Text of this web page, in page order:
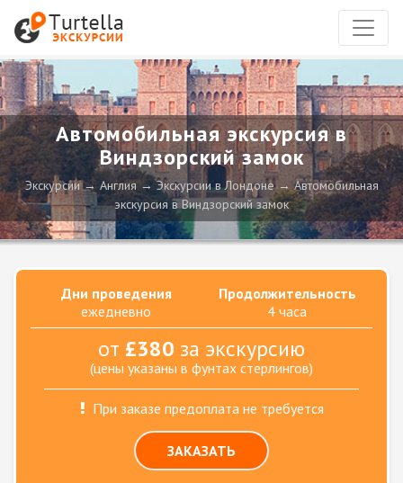
Автомобильная экскурсия в
Виндзорский замок
Экскурсии Англия Экскурсии в Лондоне
Автомобильная
экскурсия в Виндзорский замок
Дни проведения
ежедневно
Продолжительность
4 часa
от £380 за экскурсию
(цены указаны в фунтах стерлингов)
При заказе предоплата не требуется
ЗАКАЗАТЬ